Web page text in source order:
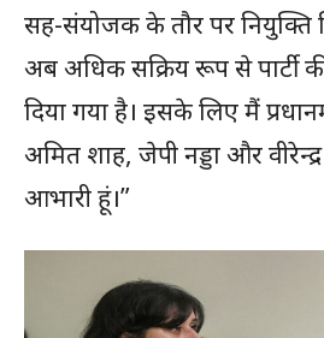
सह-संयोजक के तौर पर नियुक्ति
अब अधिक सक्रिय रूप से पार्टी
दिया गया है। इसके लिए मैं
अमित शाह, जेपी नड्डा और
आभारी हूं।”